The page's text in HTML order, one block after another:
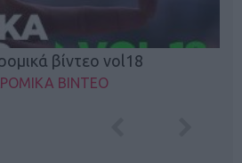
βίντεο vol18
ΒΙΝΤΕΟ